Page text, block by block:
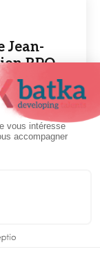
Jean-
RPO
ça
ce cas
équipe RH